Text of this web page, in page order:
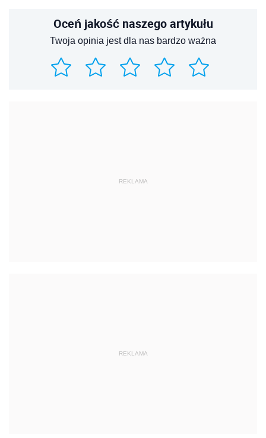
Oceń jakość naszego artykułu
Twoja opinia jest dla nas bardzo ważna
REKLAMA
REKLAMA